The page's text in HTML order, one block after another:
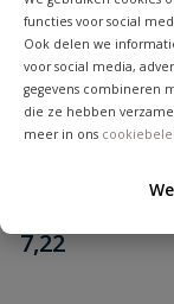
functies voor social
Ook delen we
voor social media,
gegevens combineren
die ze hebben
meer in ons
Messing
Om de
werkdruk 16 bar 1/
€
7,22